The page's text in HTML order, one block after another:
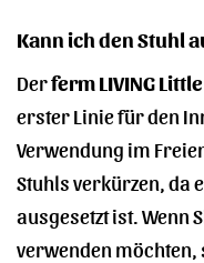
Kann ich den Stuhl
Derferm LIVING
erster Linie für den
Verwendung im
Stuhls verkürzen, da
ausgesetzt ist. Wenn
verwenden